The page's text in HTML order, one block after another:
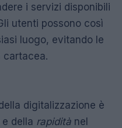
i servizi disponibili
utenti possono così
luogo, evitando le
cartacea.
digitalizzazione è
e della rapidità nel